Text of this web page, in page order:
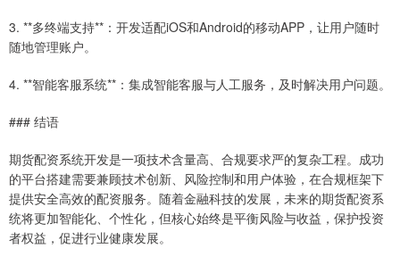
3. **多终端支持**：开发适配iOS和Android的移动APP，让用户随时
随地管理账户。
4. **智能客服系统**：集成智能客服与人工服务，及时解决用户问题。
### 结语
期货配资系统开发是一项技术含量高、合规要求严的复杂工程。成功
的平台搭建需要兼顾技术创新、风险控制和用户体验，在合规框架下
提供安全高效的配资服务。随着金融科技的发展，未来的期货配资系
统将更加智能化、个性化，但核心始终是平衡风险与收益，保护投资
者权益，促进行业健康发展。